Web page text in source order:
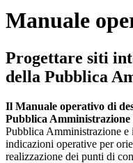
Manuale
Progettare siti
della Pubblica
Il Manuale operativo di
Pubblica Amministrazione
Pubblica Amministrazione
indicazioni operative per
realizzazione dei punti di